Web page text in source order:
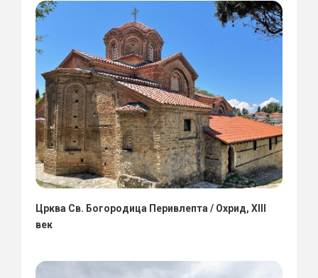
Црква Св. Богородица Перивлепта / Охрид, XIII
век